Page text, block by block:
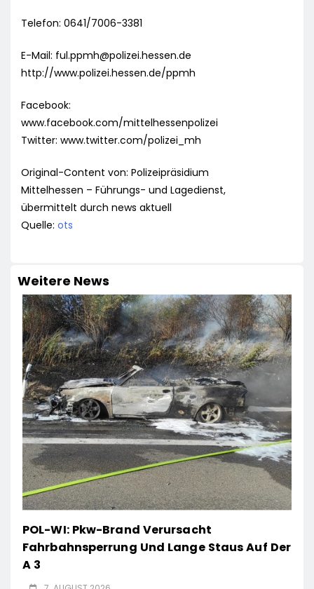
Telefon: 0641/7006-3381
E-Mail: ful.ppmh@polizei.hessen.de
http://www.polizei.hessen.de/ppmh
Facebook:
www.facebook.com/mittelhessenpolizei
Twitter: www.twitter.com/polizei_mh
Original-Content von: Polizeipräsidium
Mittelhessen – Führungs- und Lagedienst,
übermittelt durch news aktuell
Quelle: ots
Weitere News
POL-WI: Pkw-Brand Verursacht
Fahrbahnsperrung Und Lange Staus Auf Der
A 3